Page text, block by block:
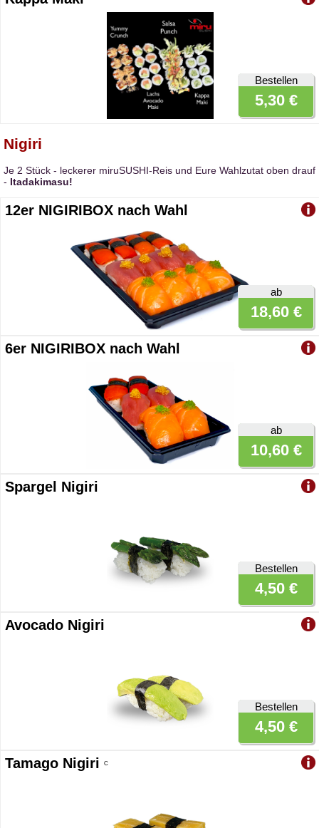
Bestellen
5,30 €
Nigiri
Je 2 Stück - leckerer miruSUSHI-Reis und Eure Wahlzutat oben drauf
- Itadakimasu!
12er NIGIRIBOX nach Wahl
ab
18,60 €
6er NIGIRIBOX nach Wahl
ab
10,60 €
Spargel Nigiri
Bestellen
4,50 €
Avocado Nigiri
Bestellen
4,50 €
Tamago Nigiri C